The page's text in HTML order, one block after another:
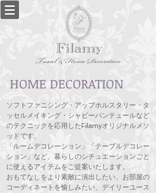
HOME DECORATION
ソフトファニシング・アップホルスタリー・タ
ッセルメイキング・シャビーパンテュールなど
のテクニックを応用したFilamyオリジナルメソ
ッドです。
「ルームデコレーション」「テーブルデコレー
ション」など、暮らしのシチュエーションごと
に使えるアイテムをご提案いたします。
おもてなしをより素敵に演出したい、お部屋の
コーディネートを愉しみたい、デイリーユース